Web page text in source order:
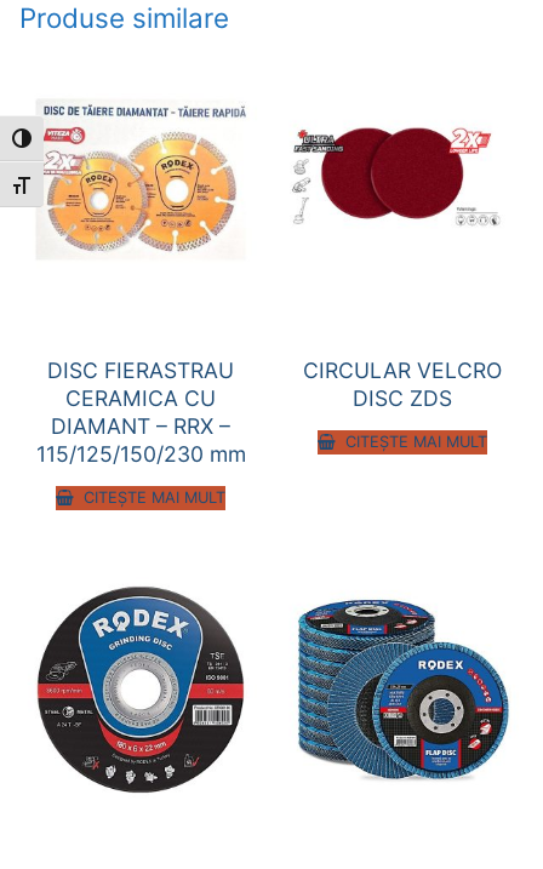
Toggle High Contrast
Toggle Font size
Produse similare
DISC FIERASTRAU
CERAMICA CU
DIAMANT – RRX –
115/125/150/230 mm
CITEȘTE MAI MULT
CIRCULAR VELCRO
DISC ZDS
CITEȘTE MAI MULT